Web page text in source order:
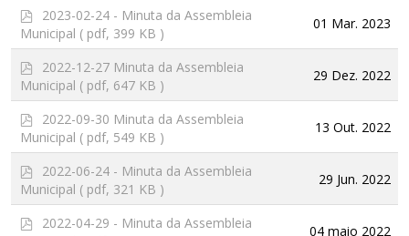
d
f
2023-02-24 - Minuta da Assembleia
Municipal ( pdf, 399 KB )
01 Mar. 2023
d
f
2022-12-27 Minuta da Assembleia
Municipal ( pdf, 647 KB )
29 Dez. 2022
d
f
2022-09-30 Minuta da Assembleia
Municipal ( pdf, 549 KB )
13 Out. 2022
d
f
2022-06-24 - Minuta da Assembleia
Municipal ( pdf, 321 KB )
29 Jun. 2022
2022-04-29 - Minuta da Assembleia
04 maio 2022